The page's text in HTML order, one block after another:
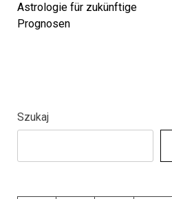
Astrologie für zukünftige
Prognosen
Szukaj